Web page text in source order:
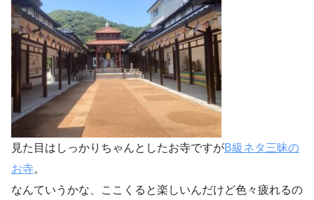
見た目はしっかりちゃんとしたお寺ですがB級ネタ三昧の
お寺。
なんていうかな、ここくると楽しいんだけど色々疲れるの